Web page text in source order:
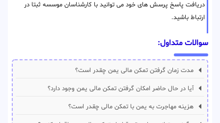
دریافت پاسخ پرسش های خود می توانید با کارشناسان موسسه ثبتا در
ارتباط باشید.
سوالات متداول:
مدت زمان گرفتن تمکن مالی یمن چقدر است؟
آیا در حال حاضر امکان گرفتن تمکن مالی یمن وجود دارد؟
هزینه مهاجرت به یمن با تمکن مالی چقدر است؟